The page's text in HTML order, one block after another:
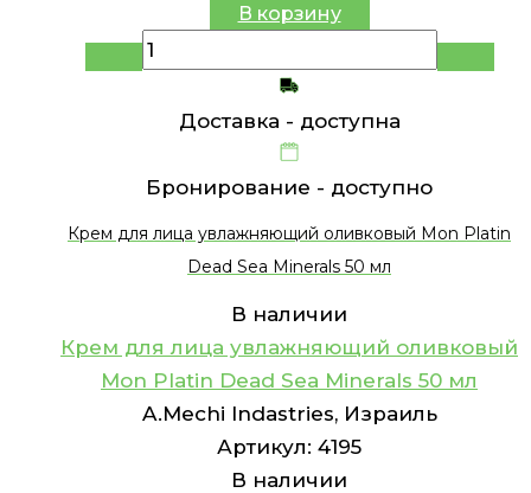
В корзину
Доставка - доступна
Бронирование - доступно
Крем для лица увлажняющий оливковый Mon Platin
Dead Sea Minerals 50 мл
В наличии
Крем для лица увлажняющий оливковый
Mon Platin Dead Sea Minerals 50 мл
A.Mechi Indastries, Израиль
Артикул: 4195
В наличии